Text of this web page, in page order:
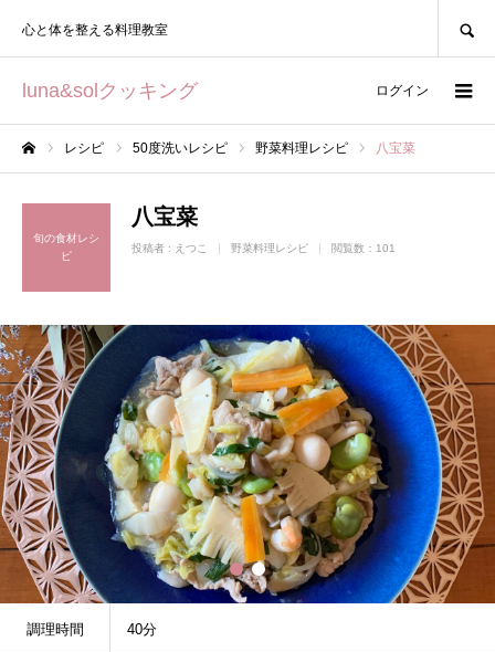
luna&solクッキング
心と体を整える料理教室
ログイン
レシピ 50度洗いレシピ 野菜料理レシピ 八宝菜
旬の食材レシ
ピ
八宝菜
投稿者 : えつこ 野菜料理レシピ 閲覧数：101
調理時間 40分